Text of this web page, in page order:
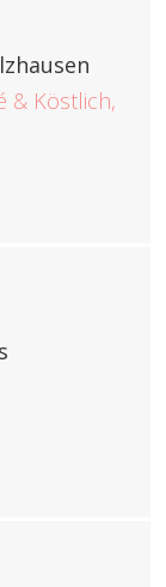
& Köstlich,